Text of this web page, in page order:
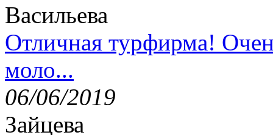
Васильева
Отличная турфирма!
моло...
06/06/2019
Зайцева